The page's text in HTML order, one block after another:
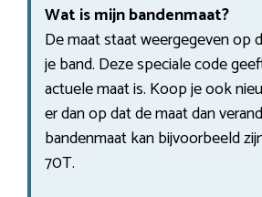
Wat is mijn bandenmaat?
De maat staat weergegeven op
je band. Deze speciale code
actuele maat is. Koop je ook
er dan op dat de maat dan
bandenmaat kan bijvoorbeeld
70T.